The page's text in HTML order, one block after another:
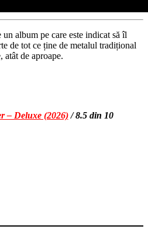
un album pe care este indicat să îl
de tot ce ține de metalul tradițional
atât de aproape.
– Deluxe (2026)/ 8.5 din 10